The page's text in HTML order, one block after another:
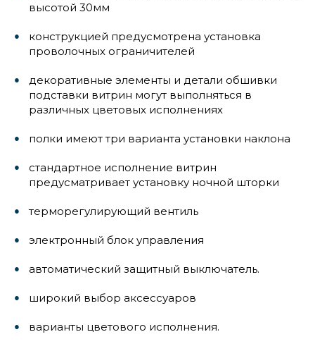
высотой 30мм
конструкцией предусмотрена установка
проволочных ограничителей
декоративные элементы и детали обшивки
подставки витрин могут выполняться в
различных цветовых исполнениях
полки имеют три варианта установки наклона
стандартное исполнение витрин
предусматривает установку ночной шторки
терморегулирующий вентиль
электронный блок управления
автоматический защитный выключатель.
широкий выбор аксессуаров
варианты цветового исполнения.